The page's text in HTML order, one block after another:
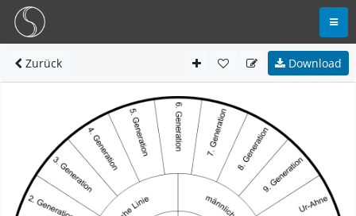
Zurück Download